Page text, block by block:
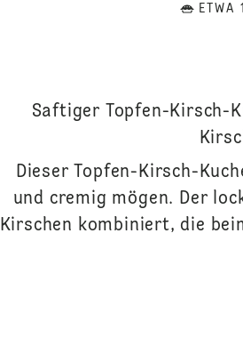
ETWA
Saftiger Topfen-Kirsch-
Dieser Topfen-Kirsch-
und cremig mögen. Der
Kirschen kombiniert, die